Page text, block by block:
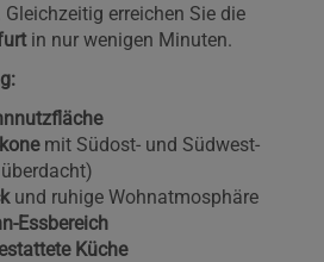
erreichen Sie die
in nur wenigen Minuten.
mit Südost- und Südwest-
und ruhige Wohnatmosphäre
Essbereich
Küche